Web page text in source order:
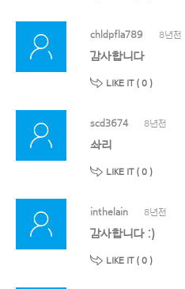
chldpfla789 8년전
감사합니다
LIKE IT ( 0 )
scd3674 8년전
솨리
LIKE IT ( 0 )
inthelain 8년전
감사합니다 :)
LIKE IT ( 0 )